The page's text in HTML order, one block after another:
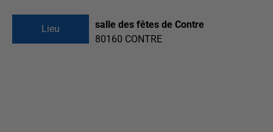
Lieu
salle des fêtes de Contre
80160 CONTRE